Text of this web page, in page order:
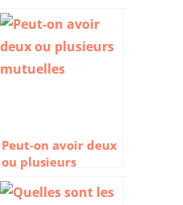
Peut-on avoir deux
ou plusieurs
mutuelles ?